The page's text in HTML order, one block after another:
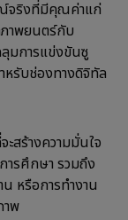
ณ์จริงที่มีคุณค่าแก่
ภาพยนตร์กับ
มการแข่งขันซู
หรับช่องทางดิจิทัล
สร้างความมั่นใจ
ารศึกษา รวมถึง
หรือการทำงาน
าพ